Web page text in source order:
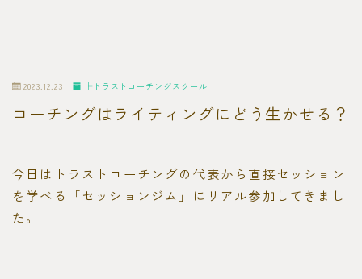
2023.12.23 ├トラストコーチングスクール
コーチングはライティングにどう生かせる？
今日はトラストコーチングの代表から直接セッション
を学べる「セッションジム」にリアル参加してきまし
た。